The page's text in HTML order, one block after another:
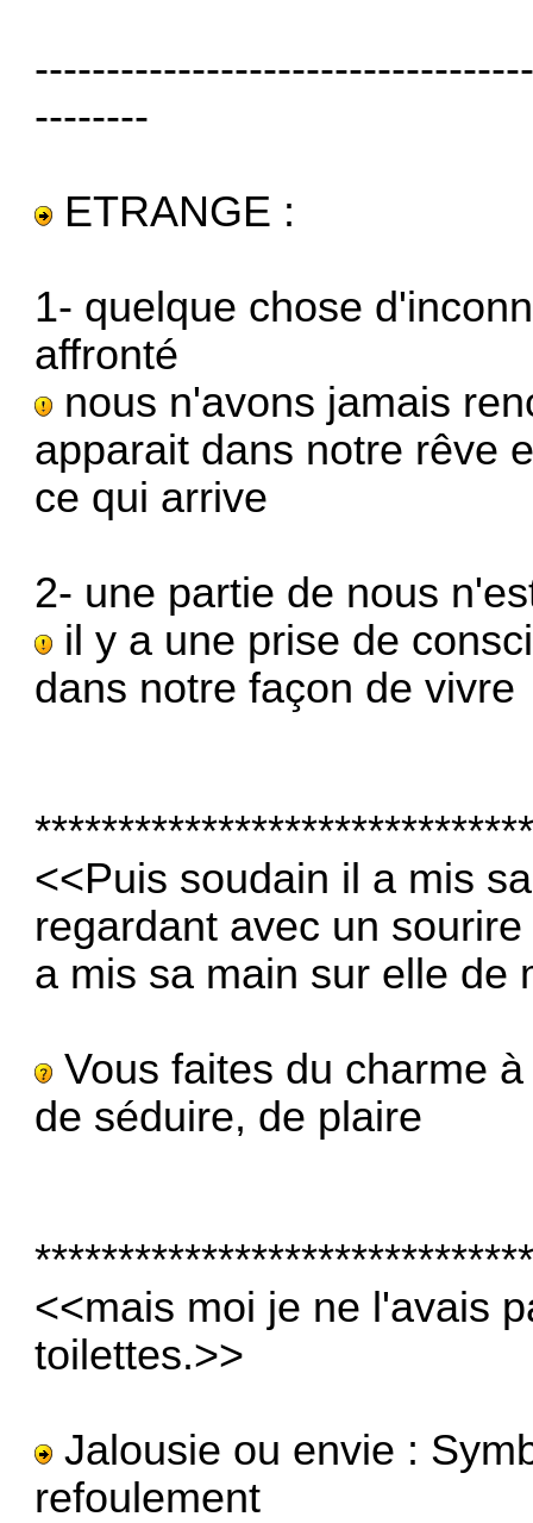
--------
ETRANGE :
1- quelque chose
affronté
nous n'avons jamais
apparait dans notre rêve
ce qui arrive
2- une partie de nous
il y a une prise de
dans notre façon de vivre
<<Puis soudain il a mis
regardant avec un
a mis sa main sur elle de
Vous faites du charme
de séduire, de plaire
<<mais moi je ne l'avais
toilettes.>>
Jalousie ou envie :
refoulement